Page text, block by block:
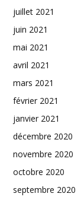
juillet 2021
juin 2021
mai 2021
avril 2021
mars 2021
février 2021
janvier 2021
décembre 2020
novembre 2020
octobre 2020
septembre 2020